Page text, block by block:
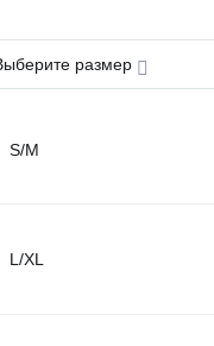
размер
S/M
L/XL